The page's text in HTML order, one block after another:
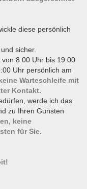
diese persönlich
sicher.
8:00 Uhr bis 19:00
Uhr persönlich am
Warteschleife mit
Kontakt.
werde ich das
zu Ihren Gunsten
keine
für Sie.